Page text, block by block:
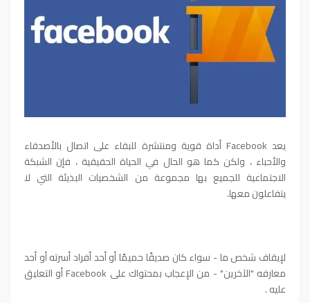
يعد Facebook أداة قوية ومنتشرة للبقاء على اتصال بالأصدقاء
والأحباء ، ولكن كما هو الحال في الحياة الحقيقية ، فإن الشبكة
الاجتماعية للجميع بها مجموعة من الشخصيات البذيئة التي لا
يتفاعلون معها.
لإيقاف شخص ما - سواء كان صديقًا حميمًا أو أحد أفراد أسرته أو أحد
معارفه "الآخرين" - من الإعجاب بمحتواك على Facebook أو التعليق
عليه .